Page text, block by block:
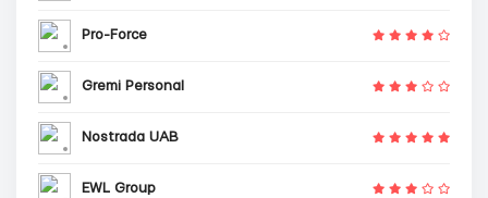
Pro-Force
Gremi Personal
Nostrada UAB
EWL Group